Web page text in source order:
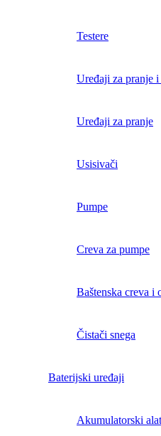
Testere
Uređaji za pranje i
Uređaji za pranje
Usisivači
Pumpe
Creva za pumpe
Baštenska creva i
Čistači snega
Baterijski uređaji
Akumulatorski